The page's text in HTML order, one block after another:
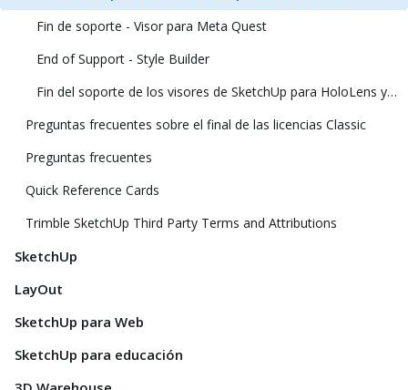
Fin de soporte - Visor para Meta Quest
End of Support - Style Builder
Fin del soporte de los visores de SketchUp para HoloLens y realidad virtual
Preguntas frecuentes sobre el final de las licencias Classic
Preguntas frecuentes
Quick Reference Cards
Trimble SketchUp Third Party Terms and Attributions
SketchUp
LayOut
SketchUp para Web
SketchUp para educación